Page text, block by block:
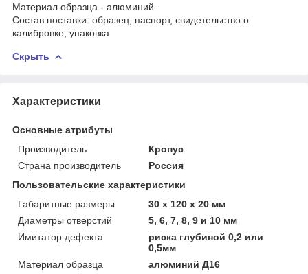
Материал образца - алюминий.
Состав поставки: образец, паспорт, свидетельство о
калибровке, упаковка
Скрыть
Характеристики
Основные атрибуты
Производитель
Кропус
Страна производитель
Россия
Пользовательские характеристики
Габаритные размеры
30 х 120 х 20 мм
Диаметры отверстий
5, 6, 7, 8, 9 и 10 мм
Имитатор дефекта
риска глубиной 0,2 или
0,5мм
Материал образца
алюминий Д16